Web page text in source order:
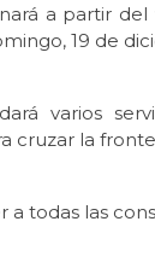
a partir
19 de
varios
cruzar la
a todas las